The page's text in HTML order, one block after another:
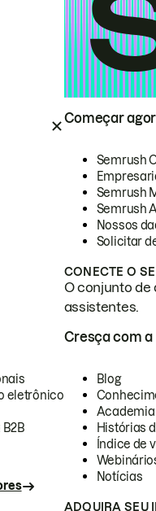
Começar
Semrush
Semrush
Semrush
Nossos
Solicitar
CONECTE O
O conjunto de
assistentes.
eletrônico
Cresça com a
Blog
Academia
Histórias
Índice de
Notícias
ADQUIRA SEU